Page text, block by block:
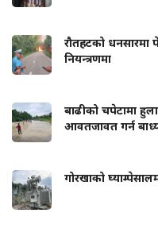
रौतहटको धनसारमा
नियन्त्रणमा
बाढीको चपेटामा
आवतजावत गर्न
गोरखाको